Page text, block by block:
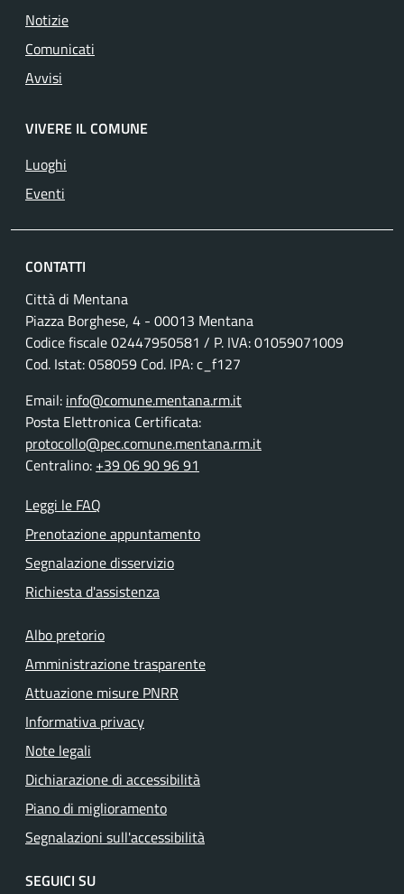
Notizie
Comunicati
Avvisi
VIVERE IL COMUNE
Luoghi
Eventi
CONTATTI
Città di Mentana
Piazza Borghese, 4 - 00013 Mentana
Codice fiscale02447950581 / P. IVA:01059071009
Cod. Istat: 058059 Cod. IPA: c_f127
Email: info@comune.mentana.rm.it
Posta Elettronica Certificata:
protocollo@pec.comune.mentana.rm.it
Centralino: +39 06 90 96 91
Leggi le FAQ
Prenotazione appuntamento
Segnalazione disservizio
Richiesta d'assistenza
Albo pretorio
Amministrazione trasparente
Attuazione misure PNRR
Informativa privacy
Note legali
Dichiarazione di accessibilità
Piano di miglioramento
Segnalazioni sull'accessibilità
SEGUICI SU